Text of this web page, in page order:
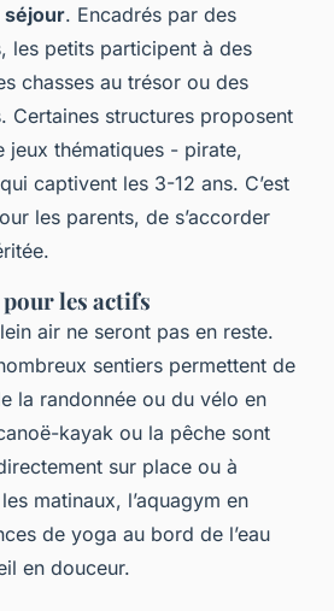
séjour. Encadrés par des
les petits participent à des
chasses au trésor ou des
Certaines structures proposent
jeux thématiques - pirate,
captivent les 3-12 ans. C’est
les parents, de s’accorder
les actifs
air ne seront pas en reste.
sentiers permettent de
la randonnée ou du vélo en
kayak ou la pêche sont
sur place ou à
matinaux, l’aquagym en
de yoga au bord de l’eau
en douceur.